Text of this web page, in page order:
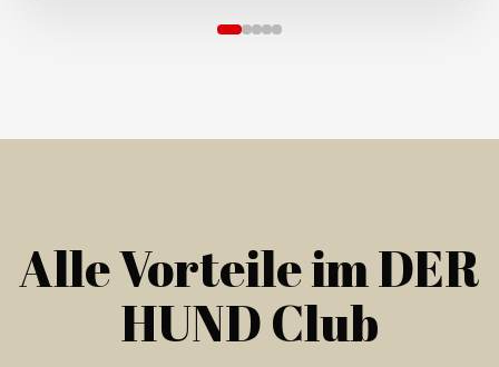
Alle Vorteile im DER
HUND Club